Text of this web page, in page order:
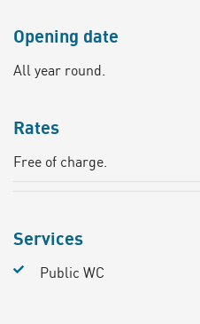
Opening date
All year round.
Rates
Free of charge.
Services
Public WC